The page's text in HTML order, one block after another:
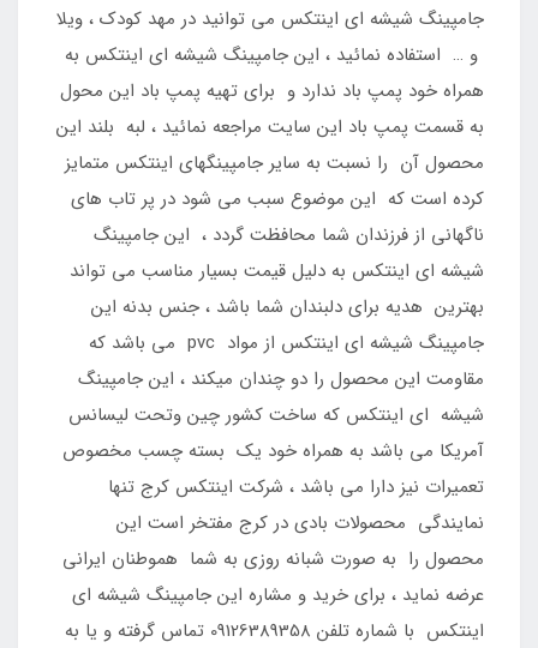
جامپینگ شیشه ای اینتکس می توانید در مهد کودک ، ویلا
و … استفاده نمائید ، این جامپینگ شیشه ای اینتکس به
همراه خود پمپ باد ندارد و برای تهیه پمپ باد این محول
به قسمت پمپ باد این سایت مراجعه نمائید ، لبه بلند این
محصول آن را نسبت به سایر جامپینگهای اینتکس متمایز
کرده است که این موضوع سبب می شود در پر تاب های
ناگهانی از فرزندان شما محافظت گردد ، این جامپینگ
شیشه ای اینتکس به دلیل قیمت بسیار مناسب می تواند
بهترین هدیه برای دلبندان شما باشد ، جنس بدنه این
جامپینگ شیشه ای اینتکس از مواد pvc می باشد که
مقاومت این محصول را دو چندان میکند ، این جامپینگ
شیشه ای اینتکس که ساخت کشور چین وتحت لیسانس
آمریکا می باشد به همراه خود یک بسته چسب مخصوص
تعمیرات نیز دارا می باشد ، شرکت اینتکس کرج تنها
نمایندگی محصولات بادی در کرج مفتخر است این
محصول را به صورت شبانه روزی به شما هموطنان ایرانی
عرضه نماید ، برای خرید و مشاره این جامپینگ شیشه ای
اینتکس با شماره تلفن 09126389358 تماس گرفته و یا به